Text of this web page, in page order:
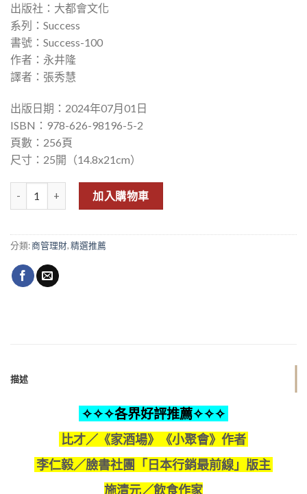
出版社：大都會文化
系列：Success
書號：Success-100
作者：永井隆
譯者：張秀慧
出版日期：2024年07月01日
ISBN：978-626-98196-5-2
頁數：256頁
尺寸：25開（14.8x21cm）
酒局下半，誰終將勝出？：帶你深入了解麒麟、朝日、札幌、三得利
加入購物車
分類:商管理財,精選推薦
描述
✧✧✧各界好評推薦✧✧✧
比才／《家酒場》《小聚會》作者
李仁毅／臉書社團「日本行銷最前線」版主
施清元／飲食作家